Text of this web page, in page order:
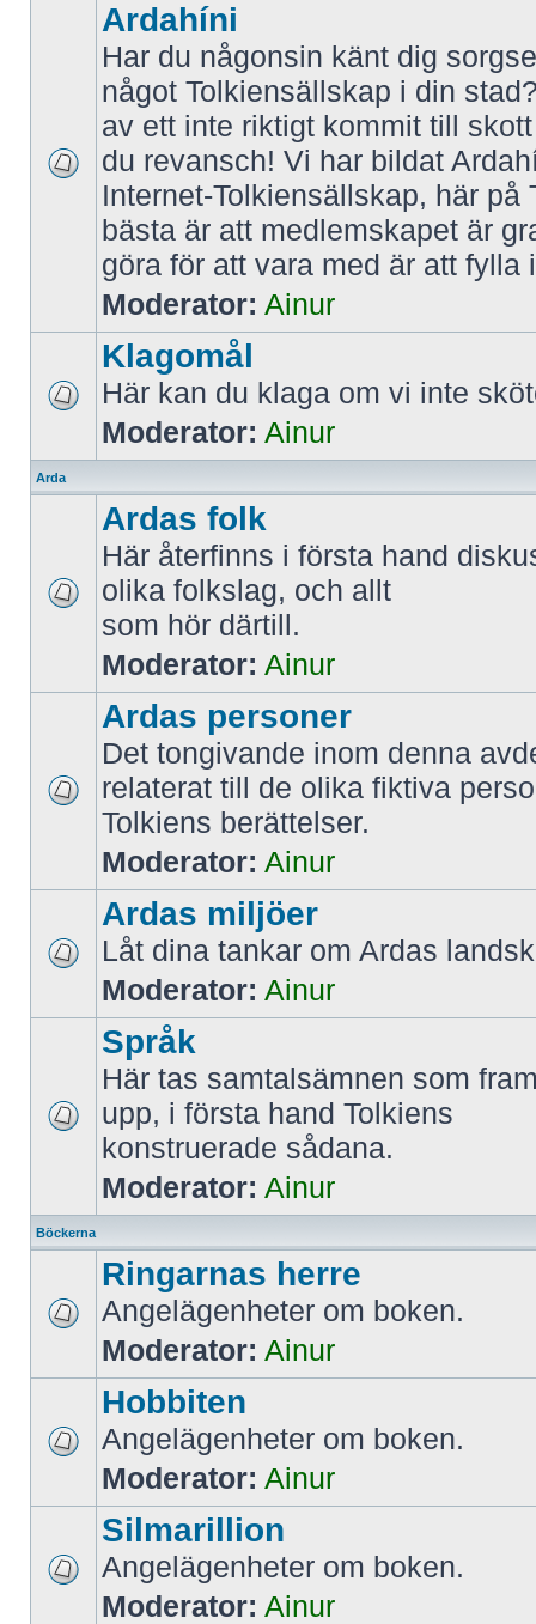
Ardahíni
Har du någonsin känt dig
något Tolkiensällskap i din
av ett inte riktigt kommit till
du revansch! Vi har bildat
Internet-Tolkiensällskap, här på
bästa är att medlemskapet är
göra för att vara med är att fylla
Moderator: Ainur
Klagomål
Här kan du klaga om vi inte
Moderator: Ainur
Arda
Ardas folk
Här återfinns i första hand
olika folkslag, och allt
som hör därtill.
Moderator: Ainur
Ardas personer
Det tongivande inom denna
relaterat till de olika fiktiva
Tolkiens berättelser.
Moderator: Ainur
Ardas miljöer
Låt dina tankar om Ardas
Moderator: Ainur
Språk
Här tas samtalsämnen som
upp, i första hand Tolkiens
konstruerade sådana.
Moderator: Ainur
Böckerna
Ringarnas herre
Angelägenheter om boken.
Moderator: Ainur
Hobbiten
Angelägenheter om boken.
Moderator: Ainur
Silmarillion
Angelägenheter om boken.
Moderator: Ainur